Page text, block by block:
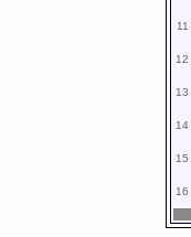
11
12
13
14
15
16